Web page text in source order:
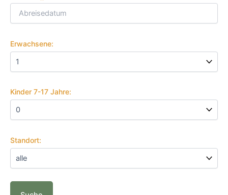
Erwachsene:
Kinder 7-17 Jahre:
Standort: